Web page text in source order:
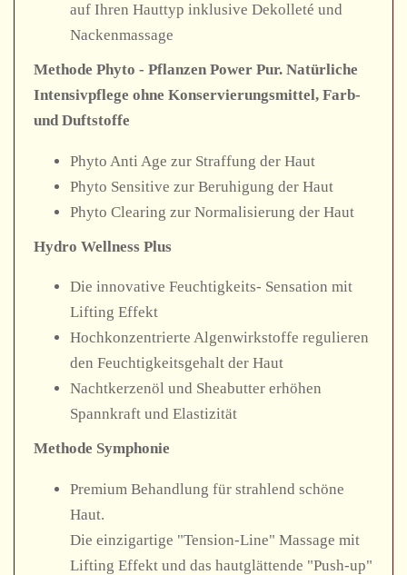
auf Ihren Hauttyp inklusive Dekolleté und
Nackenmassage
Methode Phyto - Pflanzen Power Pur. Natürliche
Intensivpflege ohne Konservierungsmittel, Farb-
und Duftstoffe
Phyto Anti Age zur Straffung der Haut
Phyto Sensitive zur Beruhigung der Haut
Phyto Clearing zur Normalisierung der Haut
Hydro Wellness Plus
Die innovative Feuchtigkeits- Sensation mit
Lifting Effekt
Hochkonzentrierte Algenwirkstoffe regulieren
den Feuchtigkeitsgehalt der Haut
Nachtkerzenöl und Sheabutter erhöhen
Spannkraft und Elastizität
Methode Symphonie
Premium Behandlung für strahlend schöne
Haut.
Die einzigartige "Tension-Line" Massage mit
Lifting Effekt und das hautglättende "Push-up"